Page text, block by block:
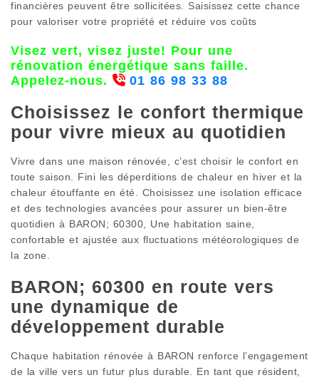
financières peuvent être sollicitées. Saisissez cette chance
pour valoriser votre propriété et réduire vos coûts
Visez vert, visez juste! Pour une
rénovation énergétique sans faille.
Appelez-nous.
01 86 98 33 88
Choisissez le confort thermique
pour vivre mieux au quotidien
Vivre dans une maison rénovée, c’est choisir le confort en
toute saison. Fini les déperditions de chaleur en hiver et la
chaleur étouffante en été. Choisissez une isolation efficace
et des technologies avancées pour assurer un bien-être
quotidien à BARON; 60300, Une habitation saine,
confortable et ajustée aux fluctuations météorologiques de
la zone.
BARON; 60300 en route vers
une dynamique de
développement durable
Chaque habitation rénovée à BARON renforce l’engagement
de la ville vers un futur plus durable. En tant que résident,